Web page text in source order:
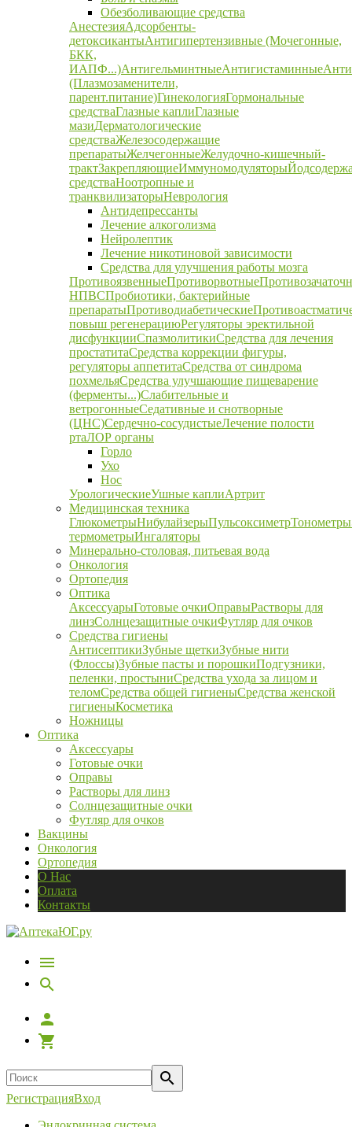
Обезболивающие средства
АнестезияАдсорбенты-
детоксикантыАнтигипертензивные (Мочегонные,
БКК,
ИАПФ...)АнтигельминтныеАнтигистаминные
(Плазмозаменители,
парент.питание)ГинекологияГормональные
средстваГлазные каплиГлазные
мазиДерматологические
средстваЖелезосодержащие
препаратыЖелчегонныеЖелудочно-кишечный-
трактЗакрепляющиеИммуномодуляторы
средстваНоотропные и
транквилизаторыНеврология
Антидепрессанты
Лечение алкоголизма
Нейролептик
Лечение никотиновой зависимости
Средства для улучшения работы мозга
ПротивоязвенныеПротиворвотные
НПВСПробиотики, бактерийные
препаратыПротиводиабетические
повыш регенерациюРегуляторы эректильной
дисфункцииСпазмолитикиСредства для лечения
простатитаСредства коррекции фигуры,
регуляторы аппетитаСредства от синдрома
похмельяСредства улучшающие пищеварение
(ферменты...)Слабительные и
ветрогонныеСедативные и снотворные
(ЦНС)Сердечно-сосудистыеЛечение полости
ртаЛОР органы
Горло
Ухо
Нос
УрологическиеУшные каплиАртрит
Медицинская техника
ГлюкометрыНибулайзерыПульсоксиметрТонометры
термометрыИнгаляторы
Минерально-столовая, питьевая вода
Онкология
Ортопедия
Оптика
АксессуарыГотовые очкиОправыРастворы для
линзСолнцезащитные очкиФутляр для очков
Средства гигиены
АнтисептикиЗубные щеткиЗубные нити
(Флоссы)Зубные пасты и порошкиПодгузники,
пеленки, простыниСредства ухода за лицом и
теломСредства общей гигиеныСредства женской
гигиеныКосметика
Ножницы
Оптика
Аксессуары
Готовые очки
Оправы
Растворы для линз
Солнцезащитные очки
Футляр для очков
Вакцины
Онкология
Ортопедия
О Нас
Оплата
Контакты
РегистрацияВход